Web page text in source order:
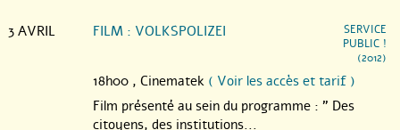
3 AVRIL FILM : VOLKSPOLIZEI
SERVICE
PUBLIC !
(2012)
18h00 , Cinematek ( Voir les accès et tarif )
Film présenté au sein du programme : " Des
citoyens, des institutions...